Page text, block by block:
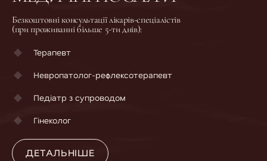
Безкоштовні консультації лікарів-спеціалістів
(при проживанні більше 5-ти днів):
Терапевт
Невропатолог-рефлексотерапевт
Педіатр з супроводом
Гінеколог
ДЕТАЛЬНІШЕ
ДЕТАЛЬНІШЕ